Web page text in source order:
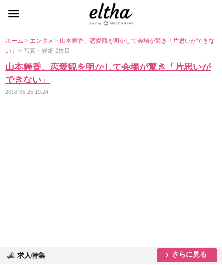
ホーム> エンタメ> 山本舞香、恋愛観を明かして会場が驚き「片思いができな
い」> 写真・詳細 2枚目
山本舞香、恋愛観を明かして会場が驚き「片思いが
できない」
2018-05-25 19:24
求人特集 さらに見る